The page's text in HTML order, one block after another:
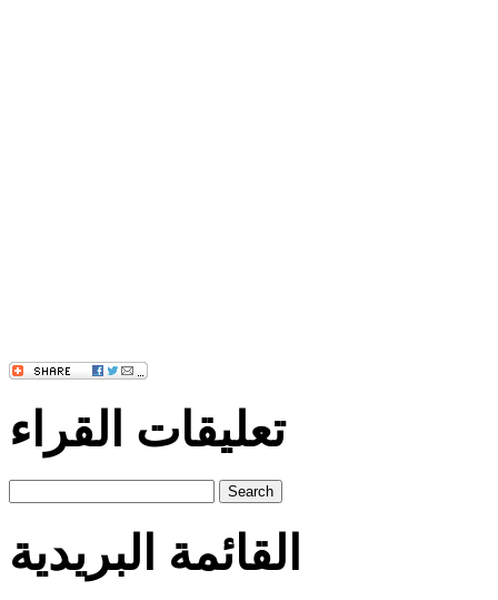
تعليقات القراء
Search
القائمة البريدية